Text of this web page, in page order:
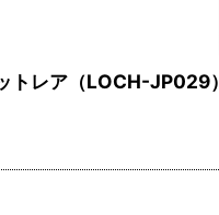
トレア（LOCH-JP029）